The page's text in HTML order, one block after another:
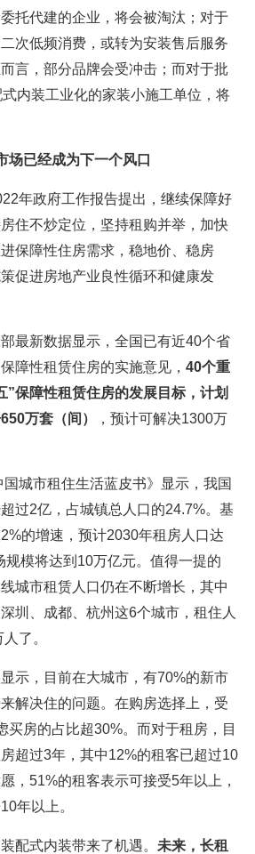
托代建的企业，将会被淘汰；对于
次低频消费，或转为安装售后服务
言，部分品牌会受冲击；而对于批
内装工业化的家装小施工单位，将
场已经成为下一个风口
年政府工作报告提出，继续保障好
住不炒定位，坚持租购并举，加快
保障性住房需求，稳地价、稳房
促进房地产业良性循环和健康发
最新数据显示，全国已有近40个省
障性租赁住房的实施意见， 40个重
”保障性租赁住房的发展目标，计划
万套（间）
，预计可解决1300万
城市租住生活蓝皮书》显示，我国
过2亿，占城镇总人口的24.7%。基
的增速，预计2030年租房人口达
规模将达到10万亿元。值得一提的
城市租赁人口仍在不断增长，其中
圳、成都、杭州这6个城市，租住人
了。
示，目前在大城市，有70%的新市
解决住的问题。在购房选择上，受
买房的占比超30%。而对于租房，目
超过3年，其中12%的租客已超过10
，51%的租客表示可接受5年以上，
年以上。
配式内装带来了机遇。 未来，长租